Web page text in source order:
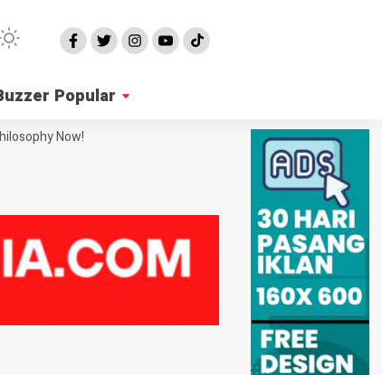
Popular
Now!